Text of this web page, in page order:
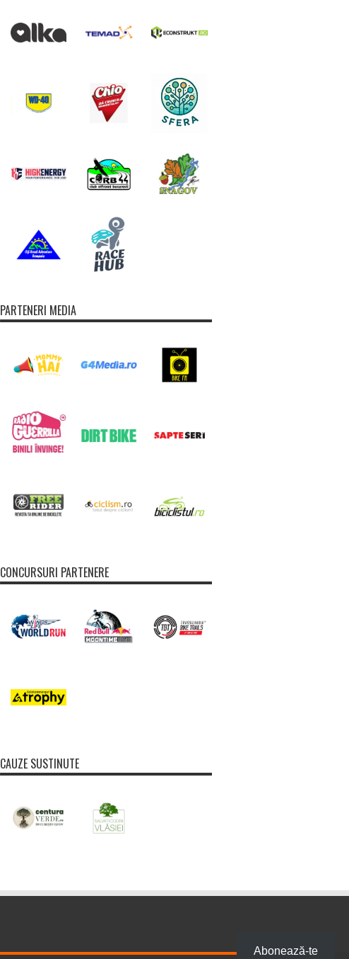
PARTENERI MEDIA
CONCURSURI PARTENERE
CAUZE SUSTINUTE
Abonează-te